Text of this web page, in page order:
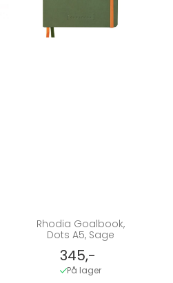
Rhodia Goalbook,
Dots A5, Sage
345,-
På lager